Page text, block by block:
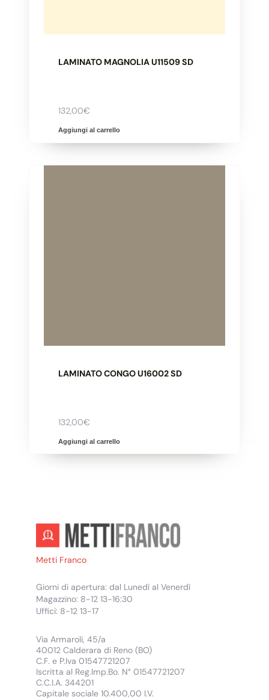
LAMINATO MAGNOLIA U11509 SD
132,00€
Aggiungi al carrello
LAMINATO CONGO U16002 SD
132,00€
Aggiungi al carrello
Metti Franco
Giorni di apertura: dal Lunedì al Venerdì
Magazzino: 8-12 13-16:30
Uffici: 8-12 13-17
Via Armaroli, 45/a
40012 Calderara di Reno (BO)
C.F. e P.Iva 01547721207
Iscritta al Reg.Imp.Bo. N° 01547721207
C.C.I.A. 344201
Capitale sociale 10.400,00 I.V.